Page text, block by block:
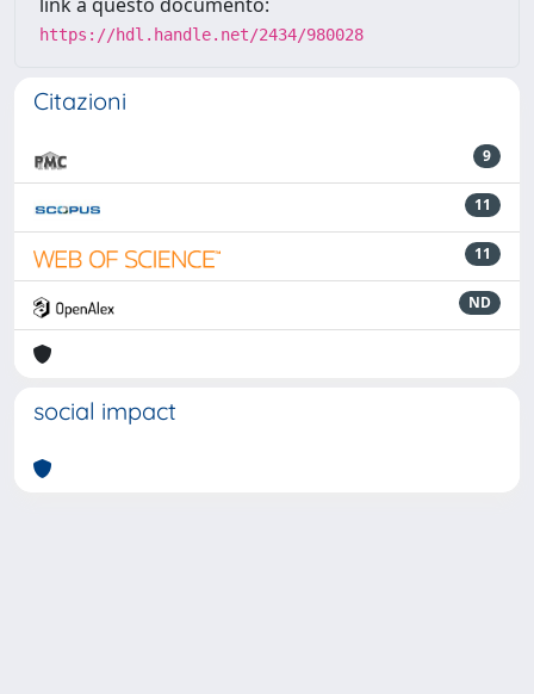
https://hdl.handle.net/2434/980028
Citazioni
9
11
11
ND
social impact